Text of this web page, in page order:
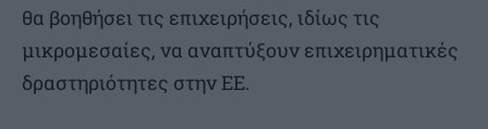
θα βοηθήσει τις επιχειρήσεις, ιδίως τις
μικρομεσαίες, να αναπτύξουν επιχειρηματικές
δραστηριότητες στην ΕΕ.